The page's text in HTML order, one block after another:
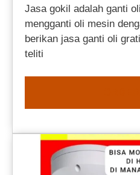
Jasa gokil adalah ganti
mengganti oli mesin
berikan jasa ganti oli
teliti